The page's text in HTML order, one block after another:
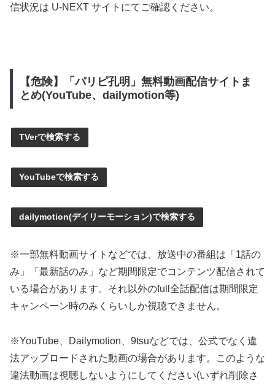
信状況は U-NEXT サイトにてご確認ください。
【危険】「パリピ孔明」無料動画配信サイトま
とめ(YouTube、dailymotion等)
TVerで検索する
YouTubeで検索する
dailymotion(デイリーモーション)で検索する
※一部無料動画サイトなどでは、放送中の番組は「1話の
み」「最新話のみ」など期間限定でコンテンツ配信されて
いる場合があります。それ以外のfull全話配信は期間限定
キャンペーン時のみくらいしか視聴できません。
※YouTube、Dailymotion、9tsuなどでは、公式でなく違
法アップロードされた動画の場合があります。このような
違法動画は視聴しないようにしてください(いずれ削除さ